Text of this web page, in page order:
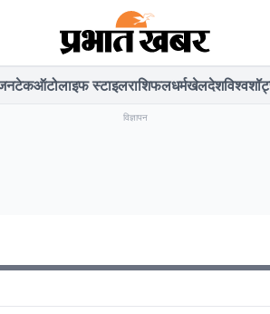
टेकऑटोलाइफ स्टाइलराशिफलधर्मखेलदेशविश्व
विज्ञापन